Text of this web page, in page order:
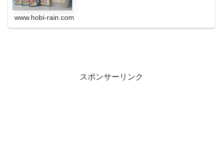
www.hobi-rain.com
スポンサーリンク